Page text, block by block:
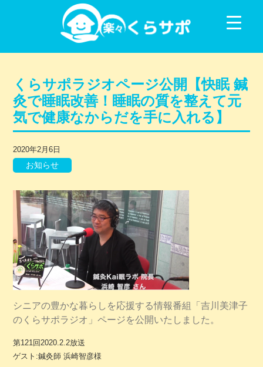
コンテンツに移動
くらサポラジオページ公開【快眠 鍼
灸で睡眠改善！睡眠の質を整えて元
気で健康なからだを手に入れる】
2020年2月6日
お知らせ
シニアの豊かな暮らしを応援する情報番組「吉川美津子
のくらサポラジオ」ページを公開いたしました。
第121回2020.2.2放送
ゲスト:鍼灸師 浜崎智彦様